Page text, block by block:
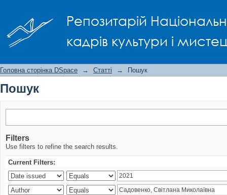
Репозитарій
кадрів культури і
Головна сторінка DSpace → Статті → Пошук
Пошук
Filters
Use filters to refine the search results.
Current Filters: